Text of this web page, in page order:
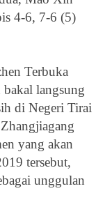
4-6, 7-6 (5)
Terbuka
langsung
di Negeri Tirai
yang akan
tersebut,
unggulan